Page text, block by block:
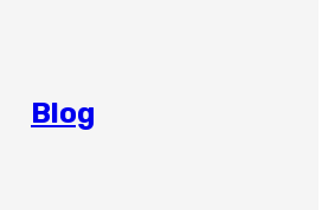
Blog